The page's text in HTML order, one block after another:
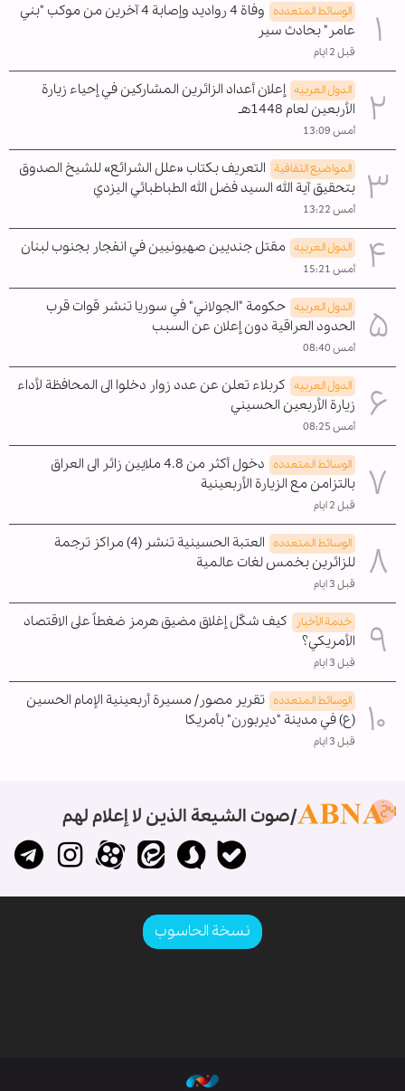
الوسائط المتعدده
وفاة 4 رواديد وإصابة 4 آخرين من موكب "بني
عامر" بحادث سير
قبل 2 ايام
الدول العربیه إعلان أعداد الزائرين المشاركين في إحياء زيارة
الأربعين لعام 1448هـ
أمس 13:09
المواضیع الثقافية التعريف بكتاب «علل الشرائع» للشيخ الصدوق
بتحقيق آية الله السيد فضل الله الطباطبائي اليزدي
أمس 13:22
الدول العربیه مقتل جنديين صهيونيين في انفجار بجنوب لبنان
أمس 15:21
الدول العربیه حكومة "الجولاني" في سوريا تنشر قوات قرب
الحدود العراقية دون إعلان عن السبب
أمس 08:40
الدول العربیه كربلاء تعلن عن عدد زوار دخلوا الى المحافظة لأداء
زيارة الأربعين الحسيني
أمس 08:25
الوسائط المتعدده
دخول أكثر من 4.8 ملايين زائر الى العراق
بالتزامن مع الزيارة الأربعينية
قبل 2 ايام
الوسائط المتعدده
العتبة الحسينية تنشر (4) مراكز ترجمة
للزائرين بخمس لغات عالمية
قبل 3 ايام
خدمة الأخبار
كيف شكّل إغلاق مضيق هرمز ضغطاً على الاقتصاد
الأمريكي؟
قبل 3 ايام
الوسائط المتعدده تقرير مصور/ مسيرة أربعينية الإمام الحسين
(ع) في مدينة "ديربورن" بأمريكا
قبل 3 ايام
صوت الشيعة الذين لا إعلام لهم
نسخة الحاسوب